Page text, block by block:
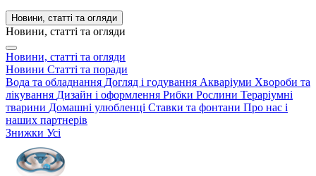
Новини, статті та огляди
Новини, статті та огляди
Новини, статті та огляди
Новини Статті та поради
Вода та обладнання Догляд і годування Акваріуми Хвороби та
лікування Дизайн і оформлення Рибки Рослини Тераріумні
тварини Домашні улюбленці Ставки та фонтани Про нас і
наших партнерів
Знижки Усі